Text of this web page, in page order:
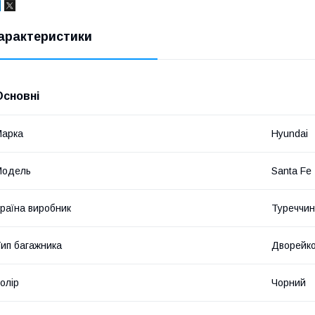
Hyundai
Santa Fe
виробник
багажника
Чорний